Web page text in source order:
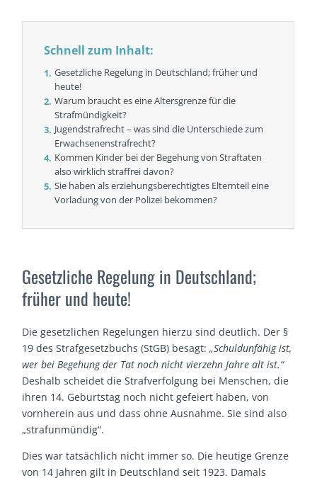
Schnell zum Inhalt:
Gesetzliche Regelung in Deutschland; früher und
heute!
Warum braucht es eine Altersgrenze für die
Strafmündigkeit?
Jugendstrafrecht – was sind die Unterschiede zum
Erwachsenenstrafrecht?
Kommen Kinder bei der Begehung von Straftaten
also wirklich straffrei davon?
Sie haben als erziehungsberechtigtes Elternteil eine
Vorladung von der Polizei bekommen?
Gesetzliche Regelung in Deutschland;
früher und heute!
Die gesetzlichen Regelungen hierzu sind deutlich. Der §
19 des Strafgesetzbuchs (StGB) besagt:„Schuldunfähig ist,
wer bei Begehung der Tat noch nicht vierzehn Jahre alt ist.“
Deshalb scheidet die Strafverfolgung bei Menschen, die
ihren 14. Geburtstag noch nicht gefeiert haben, von
vornherein aus und dass ohne Ausnahme. Sie sind also
„strafunmündig“.
Dies war tatsächlich nicht immer so. Die heutige Grenze
von 14 Jahren gilt in Deutschland seit 1923. Damals